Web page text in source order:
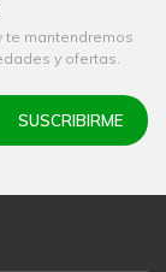
te mantendremos
y ofertas.